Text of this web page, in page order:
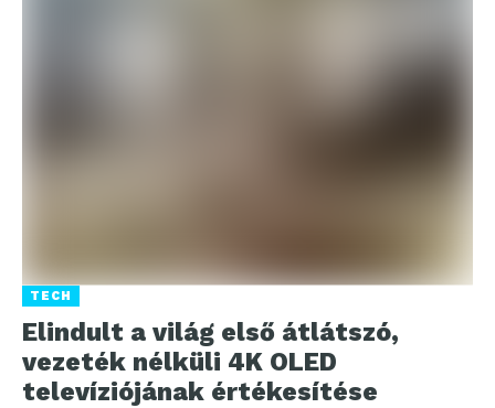
TECH
Elindult a világ első átlátszó,
vezeték nélküli 4K OLED
televíziójának értékesítése